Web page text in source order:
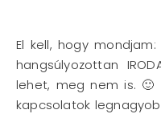
El kell, hogy
hangsúlyozottan
lehet, meg nem is.
kapcsolatok